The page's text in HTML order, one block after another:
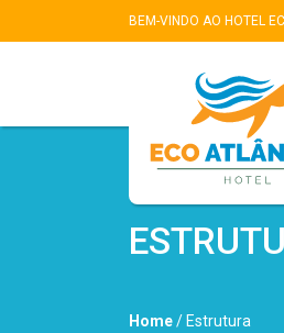
BEM-VINDO AO HOTEL
Home/ Estrutura